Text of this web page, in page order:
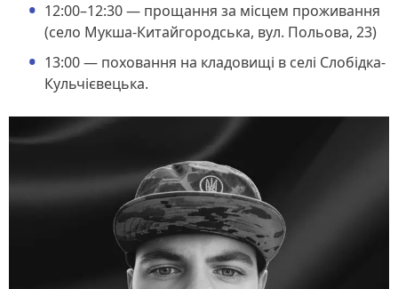
12:00–12:30 — прощання за місцем проживання
(село Мукша-Китайгородська, вул. Польова, 23)
13:00 — поховання на кладовищі в селі Слобідка-
Кульчієвецька.